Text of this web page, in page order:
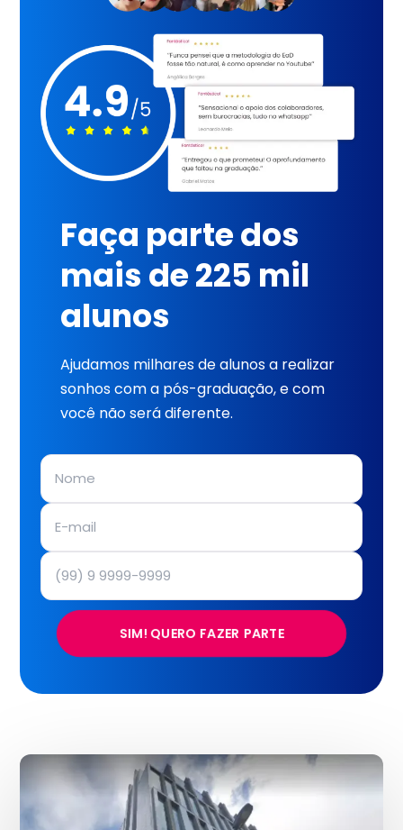
Faça parte dos
mais de 225 mil
alunos
Ajudamos milhares de alunos a realizar
sonhos com a pós-graduação, e com
você não será diferente.
SIM! QUERO FAZER PARTE